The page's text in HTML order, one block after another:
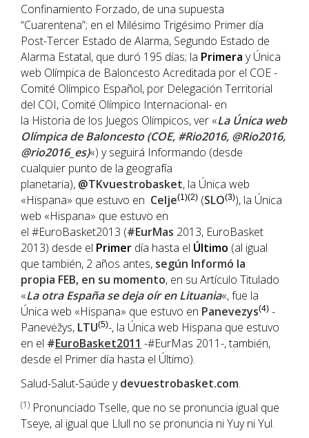
Confinamiento Forzado, de una supuesta
“Cuarentena”; en el Milésimo Trigésimo Primer día
Post-Tercer Estado de Alarma, Segundo Estado de
Alarma Estatal, que duró 195 días; la Primera y Única
web Olímpica de Baloncesto Acreditada por el COE -
Comité Olímpico Español, por Delegación Territorial
del COI, Comité Olímpico Internacional- en
la Historia de los Juegos Olímpicos, ver «La Única web
Olímpica de Baloncesto (COE, #Rio2016, @Rio2016,
@rio2016_es)«) y seguirá Informando (desde
cualquier punto de la geografía
planetaria), @TKvuestrobasket, la Única web
«Hispana» que estuvo en Celje(1)(2) (SLO(3)), la Única
web «Hispana» que estuvo en
el #EuroBasket2013 (#EurMas 2013, EuroBasket
2013) desde el Primer día hasta el Último (al igual
que también, 2 años antes, según Informó la
propia FEB, en su momento, en su Artículo Titulado
«La otra España se deja oír en Lituania«, fue la
Única web «Hispana» que estuvo en Panevezys(4) -
Panevėžys, LTU(5)-, la Única web Hispana que estuvo
en el #EuroBasket2011 -#EurMas 2011-, también,
desde el Primer día hasta el Último).
Salud-Salut-Saúde ydevuestrobasket.com.
(1) Pronunciado Tselle, que no se pronuncia igual que
Tseye, al igual que Llull no se pronuncia ni Yuy ni Yul.